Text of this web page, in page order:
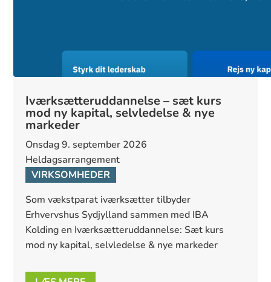
Iværksætteruddannelse – sæt kurs
mod ny kapital, selvledelse & nye
markeder
onsdag 9. september 2026
Heldagsarrangement
VIRKSOMHEDER
Som vækstparat iværksætter tilbyder
Erhvervshus Sydjylland sammen med IBA
Kolding en Iværksætteruddannelse: Sæt kurs
mod ny kapital, selvledelse & nye markeder